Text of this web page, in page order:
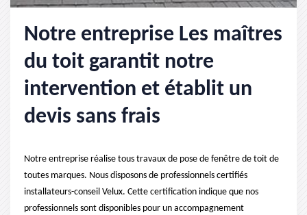
Notre entreprise Les maîtres
du toit garantit notre
intervention et établit un
devis sans frais
Notre entreprise réalise tous travaux de pose de fenêtre de toit de
toutes marques. Nous disposons de professionnels certifiés
installateurs-conseil Velux. Cette certification indique que nos
professionnels sont disponibles pour un accompagnement